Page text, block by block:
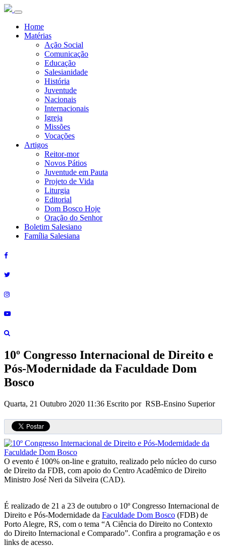
Home
Matérias
Ação Social
Comunicação
Educação
Salesianidade
História
Juventude
Nacionais
Internacionais
Igreja
Missões
Vocações
Artigos
Reitor-mor
Novos Pátios
Juventude em Pauta
Projeto de Vida
Liturgia
Editorial
Dom Bosco Hoje
Oração do Senhor
Boletim Salesiano
Família Salesiana
10º Congresso Internacional de Direito e
Pós-Modernidade da Faculdade Dom
Bosco
Quarta, 21 Outubro 2020 11:36 Escrito por RSB-Ensino Superior
O evento é 100% on-line e gratuito, realizado pelo núcleo do curso
de Direito da FDB, com apoio do Centro Acadêmico de Direito
Ministro José Neri da Silveira (CAD).
É realizado de 21 a 23 de outubro o 10º Congresso Internacional de
Direito e Pós-Modernidade da Faculdade Dom Bosco (FDB) de
Porto Alegre, RS, com o tema “A Ciência do Direito no Contexto
do Direito Internacional e Comparado”. Confira a programação e os
links de acesso.